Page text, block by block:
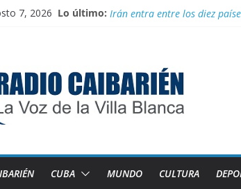
7, 2026 Lo último: Información oficial con
Buenos resultados para
Transporte: Nuevas
CUBA MUNDO CULTURA